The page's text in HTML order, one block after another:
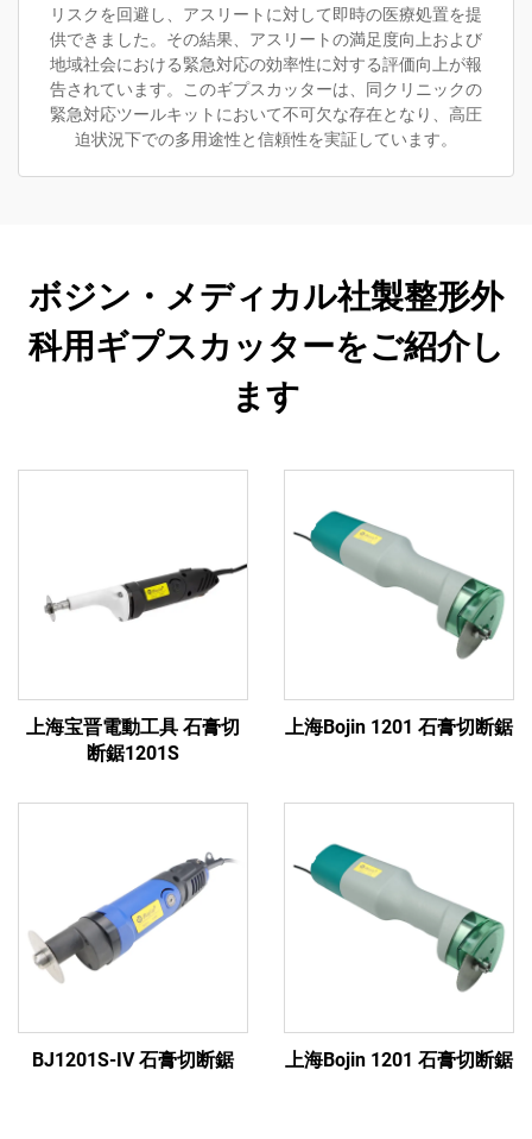
リスクを回避し、アスリートに対して即時の医療処置を提
供できました。その結果、アスリートの満足度向上および
地域社会における緊急対応の効率性に対する評価向上が報
告されています。このギプスカッターは、同クリニックの
緊急対応ツールキットにおいて不可欠な存在となり、高圧
迫状況下での多用途性と信頼性を実証しています。
ボジン・メディカル社製整形外
科用ギプスカッターをご紹介し
ます
上海宝晋電動工具 石膏切
断鋸1201S
上海Bojin 1201 石膏切断鋸
BJ1201S-IV 石膏切断鋸 上海Bojin 1201 石膏切断鋸